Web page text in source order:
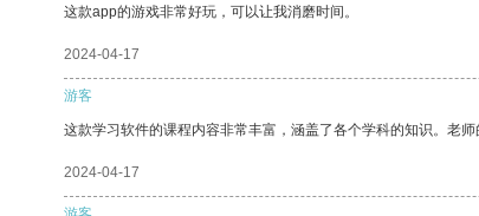
这款app的游戏非常好玩，可以让我消磨时间。
2024-04-17
游客
这款学习软件的课程内容非常丰富，涵盖了各个学科的知识。老
2024-04-17